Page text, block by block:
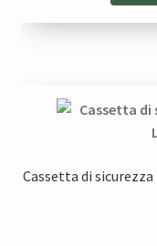
Cassetta di